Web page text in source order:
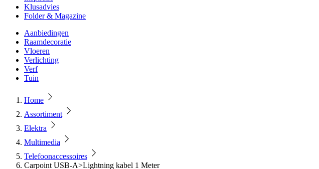
Klusadvies
Folder & Magazine
Aanbiedingen
Raamdecoratie
Vloeren
Verlichting
Verf
Tuin
Home
Assortiment
Elektra
Multimedia
Telefoonaccessoires
Carpoint USB-A>Lightning kabel 1 Meter